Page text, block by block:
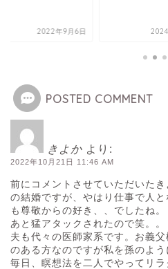
2022年9月6日
POSTED COMMENT
きよか より:
2022年10月21日 11:46 AM
前にコメントさせていただいた
の結婚ですが、やはり仕事で人
も尊敬からの好き、、でしたね。
あと猛アタックされたので笑。。
夫も代々の医師家系です。お義
のある方なのですが私を孫のよう
毎日、瞑想法を二人でやってリ